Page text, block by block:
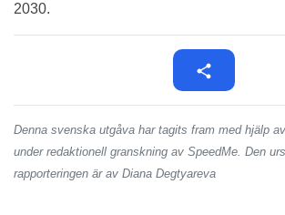
2030.
Denna svenska utgåva har tagits fram med hjälp
under redaktionell granskning av SpeedMe. Den
rapporteringen är av Diana Degtyareva